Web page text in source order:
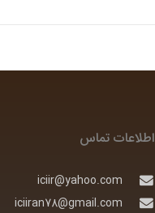
اطلاعات تماس
iciir@yahoo.com
iciiran78@gmail.com